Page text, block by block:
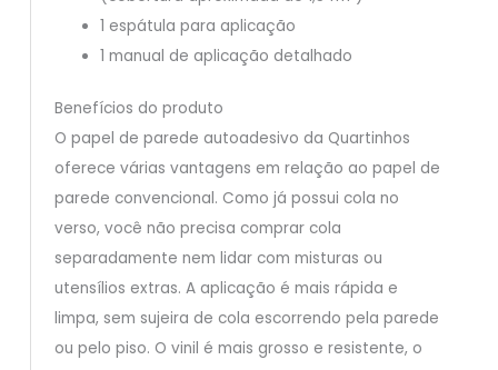
1 espátula para aplicação
1 manual de aplicação detalhado
Benefícios do produto
O papel de parede autoadesivo da Quartinhos
oferece várias vantagens em relação ao papel de
parede convencional. Como já possui cola no
verso, você não precisa comprar cola
separadamente nem lidar com misturas ou
utensílios extras. A aplicação é mais rápida e
limpa, sem sujeira de cola escorrendo pela parede
ou pelo piso. O vinil é mais grosso e resistente, o